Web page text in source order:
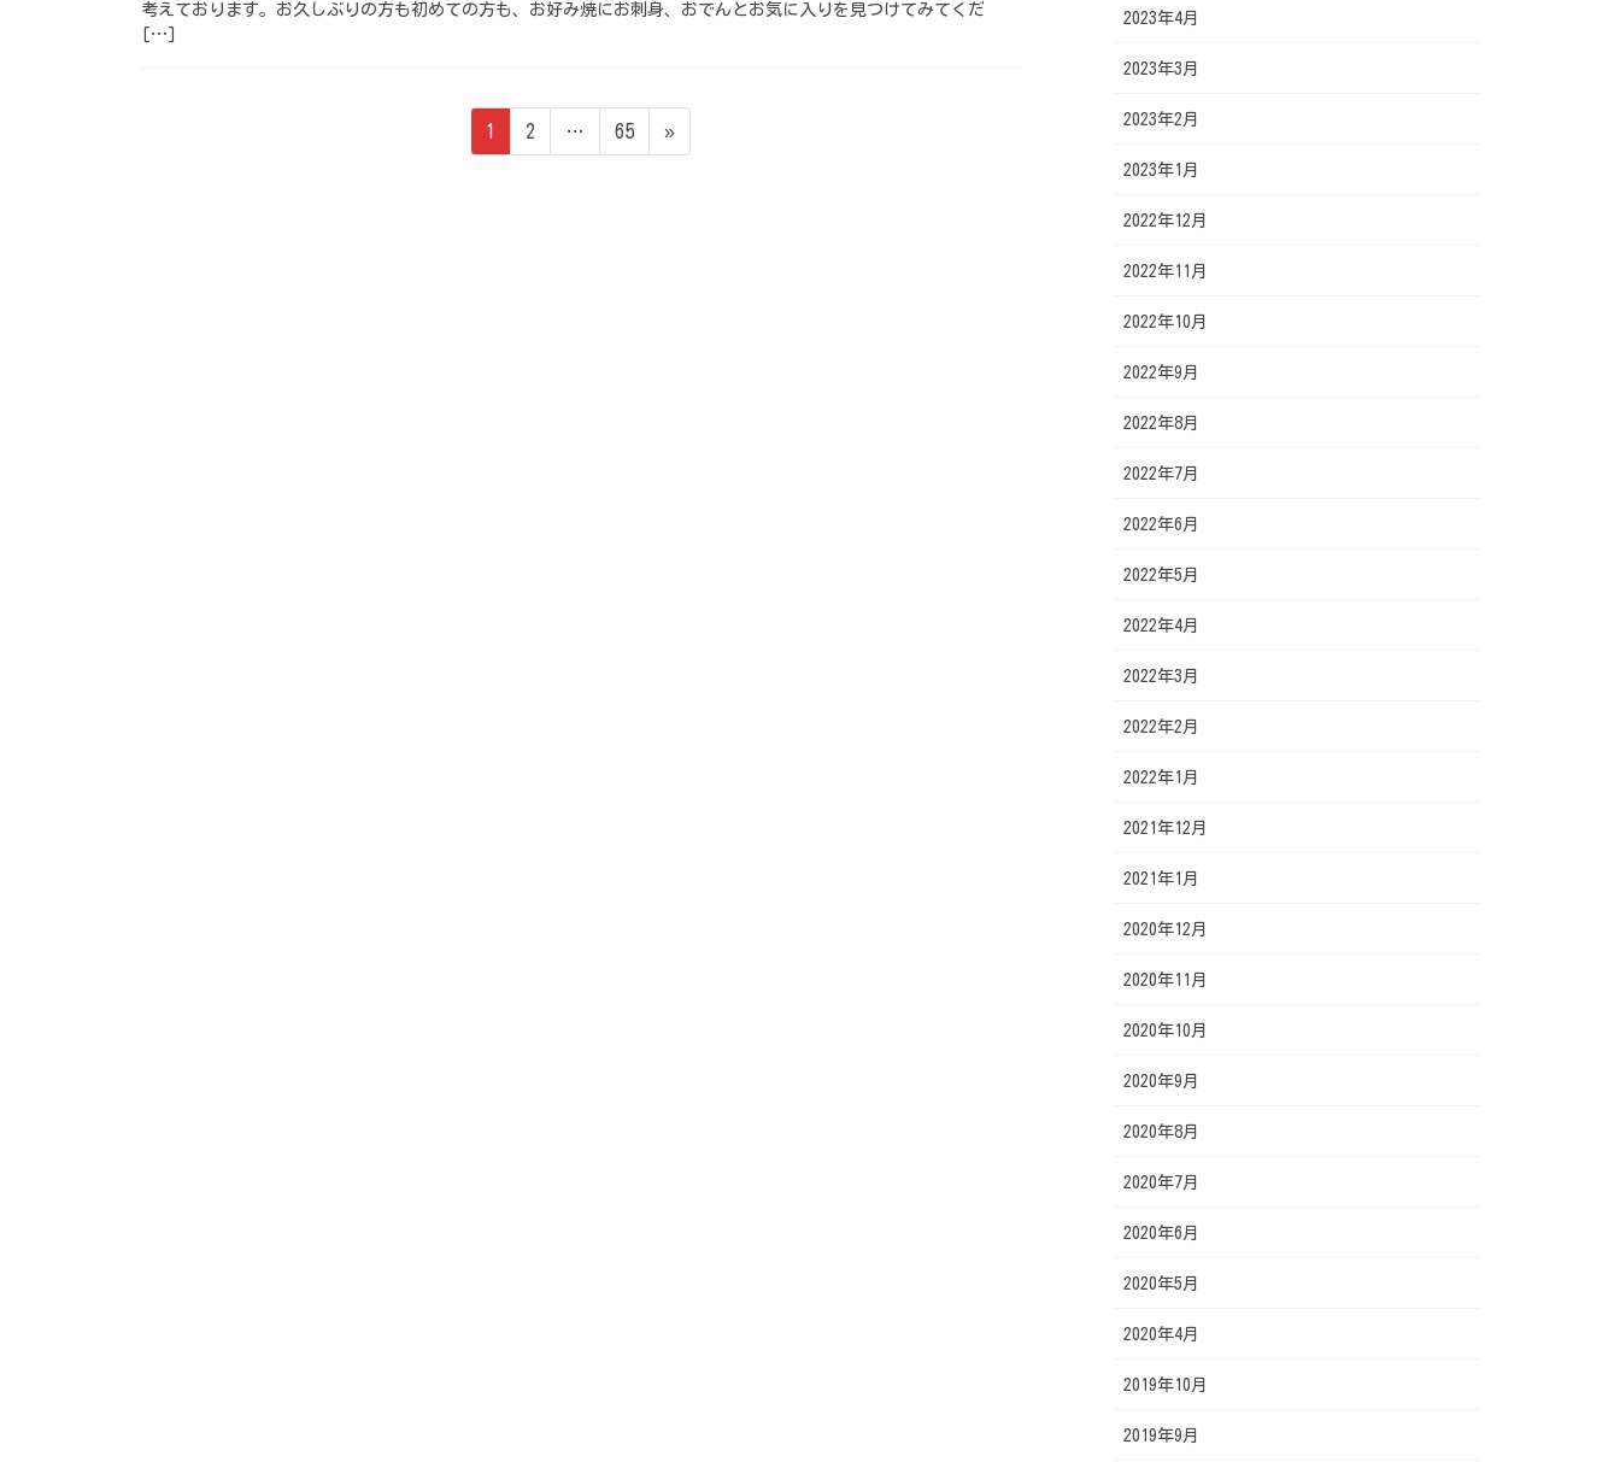
考えております。お久しぶりの方も初めての方も、お好み焼にお刺身、おでんとお気に入りを見つけてみてくだ
[…]
ペ
ー
1
ペ
ー
2 …
ペ
ー
65 »
2023年4月
2023年3月
2023年2月
2023年1月
2022年12月
2022年11月
2022年10月
2022年9月
2022年8月
2022年7月
2022年6月
2022年5月
2022年4月
2022年3月
2022年2月
2022年1月
2021年12月
2021年1月
2020年12月
2020年11月
2020年10月
2020年9月
2020年8月
2020年7月
2020年6月
2020年5月
2020年4月
2019年10月
2019年9月